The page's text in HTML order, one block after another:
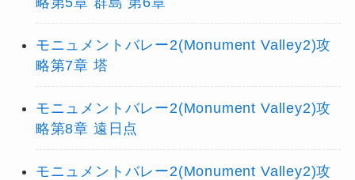
モニュメントバレー2(Monument Valley2)攻
略第7章 塔
モニュメントバレー2(Monument Valley2)攻
略第8章 遠日点
モニュメントバレー2(Monument Valley2)攻